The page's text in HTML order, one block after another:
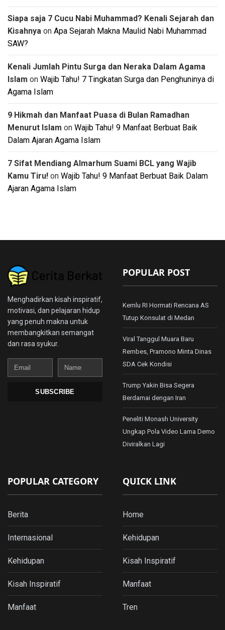
Siapa saja 7 Cucu Nabi Muhammad? Kenali Sejarah dan
Kisahnya on Apa Sejarah Makna Maulid Nabi Muhammad
SAW?
Kenali Jumlah Pintu Surga dan Neraka Dalam Agama
Islam on Wajib Tahu! 7 Tingkatan Surga dan Penghuninya di
Agama Islam
9 Hikmah dan Manfaat Puasa di Bulan Ramadhan
Menurut Islam on Wajib Tahu! 9 Manfaat Berbuat Baik
Dalam Ajaran Agama Islam
7 Sifat Mendiang Almarhum Suami BCL yang Wajib
Kamu Tiru! on Wajib Tahu! 9 Manfaat Berbuat Baik Dalam
Ajaran Agama Islam
Menghadirkan kisah inspiratif,
motivasi, dan pelajaran hidup
yang penuh makna untuk
membangkitkan semangat
dan rasa syukur.
Email
Name
SUBSCRIBE
POPULAR POST
Kemlu RI Hormati Rencana AS
Tutup Konsulat di Medan
Viral Tanggul Muara Baru
Rembes, Pramono Minta Dinas
SDA Cek Kondisi
Trump Yakin Bisa Segera
Berdamai dengan Iran
Peneliti Monash University
Ungkap Pola Video Lama Demo
Diviralkan Lagi
POPULAR CATEGORY
Berita
Internasional
Kehidupan
Kisah Inspiratif
Manfaat
QUICK LINK
Home
Kehidupan
Kisah Inspiratif
Manfaat
Tren